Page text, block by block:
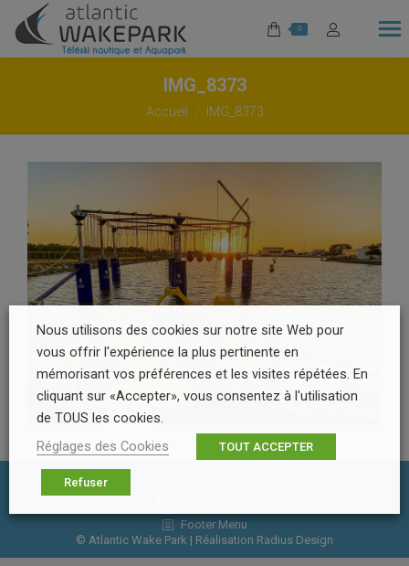
0
IMG_8373
Vous êtes ici :
Accueil IMG_8373
Footer Menu
© Atlantic Wake Park | Réalisation Radius Design
Nous utilisons des cookies sur notre site Web pour
vous offrir l'expérience la plus pertinente en
mémorisant vos préférences et les visites répétées. En
cliquant sur «Accepter», vous consentez à l'utilisation
de TOUS les cookies.
Réglages des Cookies
TOUT ACCEPTER
Refuser